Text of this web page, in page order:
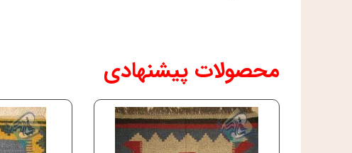
محصولات پیشنهادی